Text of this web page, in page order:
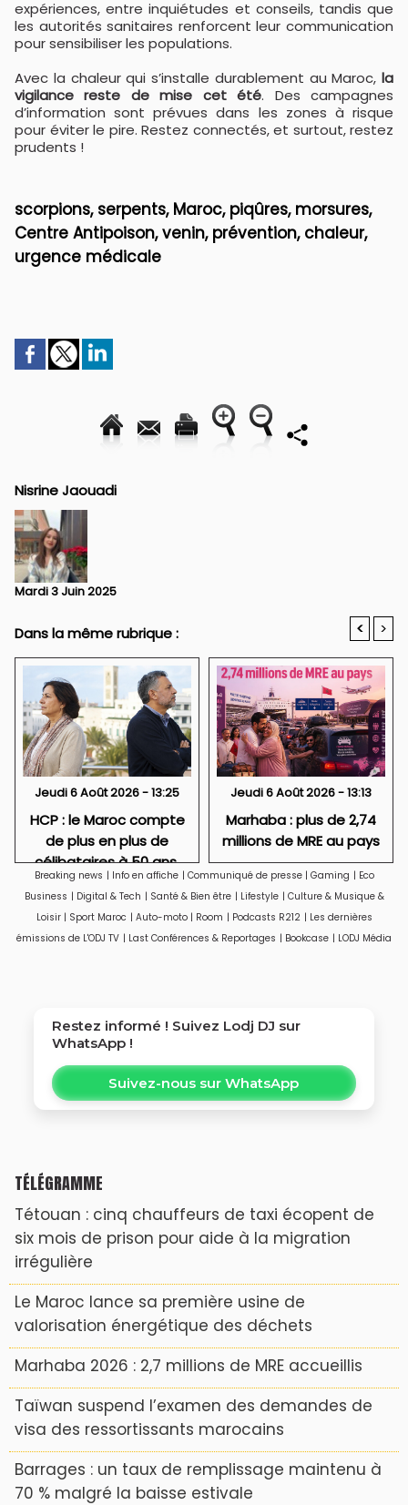
expériences, entre inquiétudes et conseils, tandis que
les autorités sanitaires renforcent leur communication
pour sensibiliser les populations.
Avec la chaleur qui s’installe durablement au Maroc, la
vigilance reste de mise cet été. Des campagnes
d’information sont prévues dans les zones à risque
pour éviter le pire. Restez connectés, et surtout, restez
prudents !
scorpions, serpents, Maroc, piqûres, morsures,
Centre Antipoison, venin, prévention, chaleur,
urgence médicale
Nisrine Jaouadi
Mardi 3 Juin 2025
Dans la même rubrique : < >
Jeudi 6 Août 2026 - 13:25
HCP : le Maroc compte
de plus en plus de
célibataires à 50 ans,
particulièrement des
femmes
Jeudi 6 Août 2026 - 13:13
Marhaba : plus de 2,74
millions de MRE au pays
Breaking news | Info en affiche | Communiqué de presse | Gaming | Eco
Business | Digital & Tech | Santé & Bien être | Lifestyle | Culture & Musique &
Loisir | Sport Maroc | Auto-moto | Room | Podcasts R212 | Les dernières
émissions de L'ODJ TV | Last Conférences & Reportages | Bookcase | LODJ Média
Restez informé ! Suivez Lodj DJ sur
WhatsApp !
Suivez-nous sur WhatsApp
TÉLÉGRAMME
Tétouan : cinq chauffeurs de taxi écopent de
six mois de prison pour aide à la migration
irrégulière
Le Maroc lance sa première usine de
valorisation énergétique des déchets
Marhaba 2026 : 2,7 millions de MRE accueillis
Taïwan suspend l’examen des demandes de
visa des ressortissants marocains
Barrages : un taux de remplissage maintenu à
70 % malgré la baisse estivale